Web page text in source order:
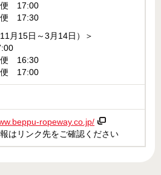
便 17:00
便 17:30
月15日～3月14日）＞
便 16:30
便 17:00
ropeway.co.jp/
はリンク先をご確認ください